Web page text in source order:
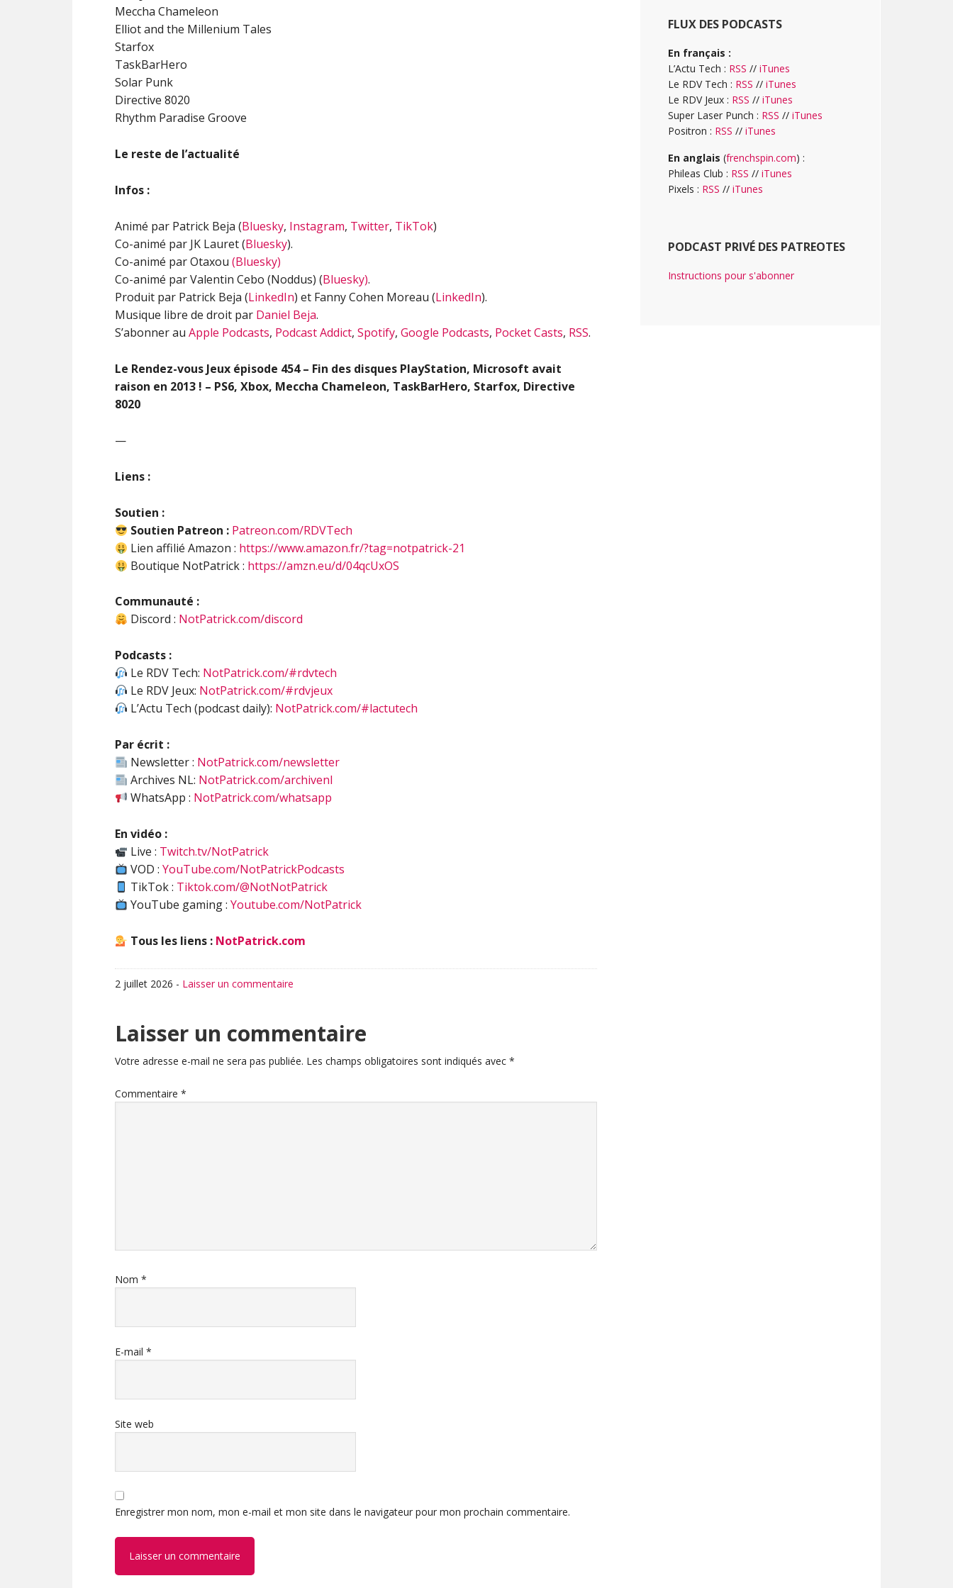
Meccha Chameleon
Elliot and the Millenium Tales
Starfox
TaskBarHero
Solar Punk
Directive 8020
Rhythm Paradise Groove
Le reste de l’actualité
Infos :
Animé par Patrick Beja (Bluesky, Instagram, Twitter, TikTok)
Co-animé par JK Lauret (Bluesky).
Co-animé par Otaxou (Bluesky)
Co-animé par Valentin Cebo (Noddus) (Bluesky).
Produit par Patrick Beja (LinkedIn) et Fanny Cohen Moreau (LinkedIn).
Musique libre de droit par Daniel Beja.
S’abonner au Apple Podcasts, Podcast Addict, Spotify, Google Podcasts, Pocket Casts, RSS.
Le Rendez-vous Jeux épisode 454 – Fin des disques PlayStation, Microsoft avait
raison en 2013 ! – PS6, Xbox, Meccha Chameleon, TaskBarHero, Starfox, Directive
8020
—
Liens :
Soutien :
Soutien Patreon : Patreon.com/RDVTech
Lien affilié Amazon : https://www.amazon.fr/?tag=notpatrick-21
Boutique NotPatrick : https://amzn.eu/d/04qcUxOS
Communauté :
Discord : NotPatrick.com/discord
Podcasts :
Le RDV Tech: NotPatrick.com/#rdvtech
Le RDV Jeux: NotPatrick.com/#rdvjeux
L’Actu Tech (podcast daily): NotPatrick.com/#lactutech
Par écrit :
Newsletter : NotPatrick.com/newsletter
Archives NL: NotPatrick.com/archivenl
WhatsApp : NotPatrick.com/whatsapp
En vidéo :
Live : Twitch.tv/NotPatrick
VOD :YouTube.com/NotPatrickPodcasts
TikTok : Tiktok.com/@NotNotPatrick
YouTube gaming :Youtube.com/NotPatrick
Tous les liens : NotPatrick.com
2 juillet 2026 - Laisser un commentaire
Interactions
du
lecteur
Laisser un commentaire
Votre adresse e-mail ne sera pas publiée. Les champs obligatoires sont indiqués avec *
Commentaire *
Nom *
E-mail *
Site web
Enregistrer mon nom, mon e-mail et mon site dans le navigateur pour mon prochain commentaire.
FLUX DES PODCASTS
En français :
L’Actu Tech : RSS // iTunes
Le RDV Tech : RSS // iTunes
Le RDV Jeux : RSS // iTunes
Super Laser Punch : RSS // iTunes
Positron : RSS // iTunes
En anglais (frenchspin.com) :
Phileas Club : RSS // iTunes
Pixels : RSS // iTunes
PODCAST PRIVÉ DES PATREOTES
Instructions pour s'abonner